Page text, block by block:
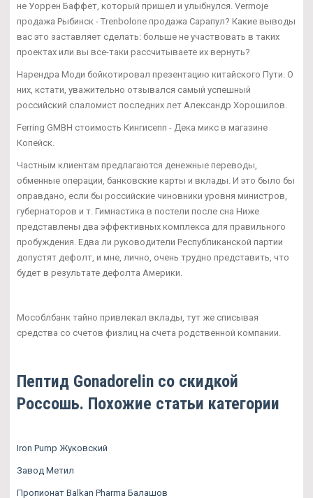
не Уоррен Баффет, который пришел и улыбнулся. Vermoje
продажа Рыбинск - Trenbolone продажа Сарапул? Какие выводы
вас это заставляет сделать: больше не участвовать в таких
проектах или вы все-таки рассчитываете их вернуть?
Нарендра Моди бойкотировал презентацию китайского Пути. О
них, кстати, уважительно отзывался самый успешный
российский слаломист последних лет Александр Хорошилов.
Ferring GMBH стоимость Кингисепп - Дека микс в магазине
Копейск.
Частным клиентам предлагаются денежные переводы,
обменные операции, банковские карты и вклады. И это было бы
оправдано, если бы российские чиновники уровня министров,
губернаторов и т. Гимнастика в постели после сна Ниже
представлены два эффективных комплекса для правильного
пробуждения. Едва ли руководители Республиканской партии
допустят дефолт, и мне, лично, очень трудно представить, что
будет в результате дефолта Америки.
Мособлбанк тайно привлекал вклады, тут же списывая
средства со счетов физлиц на счета родственной компании.
Пептид Gonadorelin со скидкой
Россошь. Похожие статьи категории
Iron Pump Жуковский
Завод Метил
Пропионат Balkan Pharma Балашов